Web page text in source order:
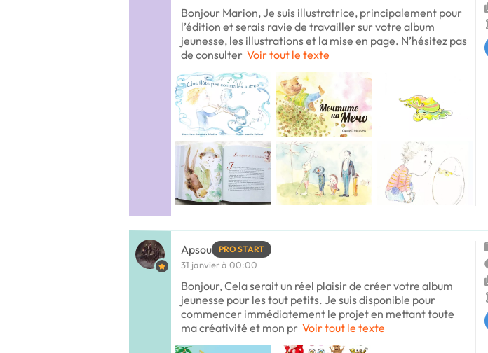
Bonjour Marion, Je suis illustratrice, principalement pour
l’édition et serais ravie de travailler sur votre album
jeunesse, les illustrations et la mise en page. N’hésitez pas
de consulter Voir tout le texte
Apsou PRO START
31 janvier à 00:00
Bonjour, Cela serait un réel plaisir de créer votre album
jeunesse pour les tout petits. Je suis disponible pour
commencer immédiatement le projet en mettant toute
ma créativité et mon pr Voir tout le texte